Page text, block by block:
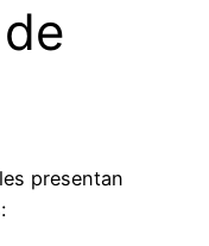
presentan